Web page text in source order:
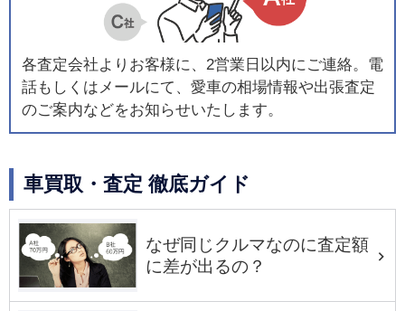
各査定会社よりお客様に、2営業日以内にご連絡。電
話もしくはメールにて、愛車の相場情報や出張査定
のご案内などをお知らせいたします。
車買取・査定 徹底ガイド
なぜ同じクルマなのに査定額
に差が出るの？